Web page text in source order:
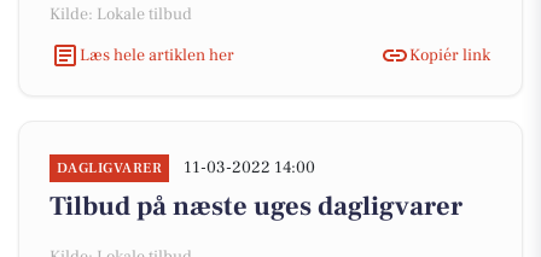
Kilde: Lokale tilbud
Læs hele artiklen her
Kopiér link
DAGLIGVARER 11-03-2022 14:00
Tilbud på næste uges dagligvarer